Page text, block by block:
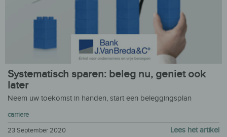
Systematisch sparen: beleg nu, geniet ook
later
Neem uw toekomst in handen, start een beleggingsplan
carriere
23 September 2020 Lees het artikel